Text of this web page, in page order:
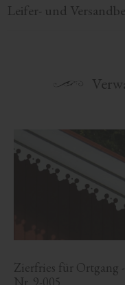
Leifer- und
Zierfries für Ortgang -
Nr. 9-005